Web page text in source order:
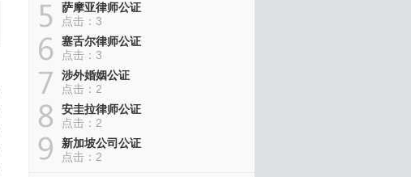
萨摩亚律师公证
点击：3
塞舌尔律师公证
点击：3
涉外婚姻公证
点击：2
安圭拉律师公证
点击：2
新加坡公司公证
点击：2